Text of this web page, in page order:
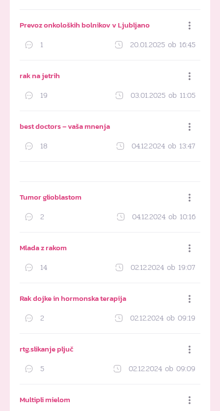
Prevoz onkoloških bolnikov v Ljubljano
1 20.01.2025 ob 16:45
rak na jetrih
19 03.01.2025 ob 11:05
best doctors – vaša mnenja
18 04.12.2024 ob 13:47
Tumor glioblastom
2 04.12.2024 ob 10:16
Mlada z rakom
14 02.12.2024 ob 19:07
Rak dojke in hormonska terapija
2 02.12.2024 ob 09:19
rtg.slikanje pljuč
5 02.12.2024 ob 09:09
Multipli mielom